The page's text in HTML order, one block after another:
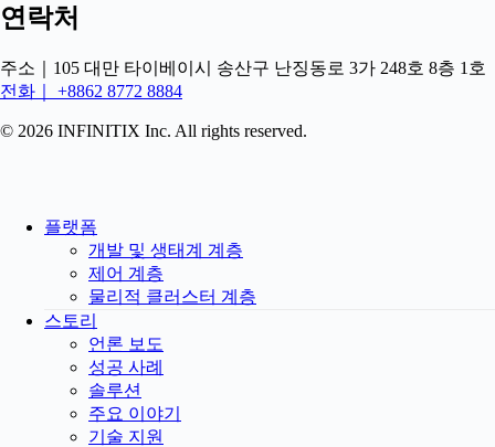
연락처
주소｜105 대만 타이베이시 송산구 난징동로 3가 248호 8층 1호
전화｜ +8862 8772 8884
© 2026 INFINITIX Inc. All rights reserved.
플랫폼
개발 및 생태계 계층
제어 계층
물리적 클러스터 계층
스토리
언론 보도
성공 사례
솔루션
주요 이야기
기술 지원